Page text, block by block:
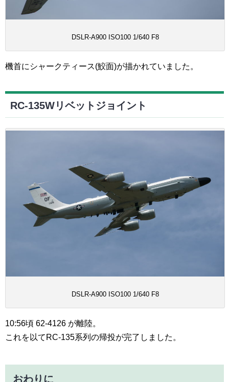
DSLR-A900 ISO100 1/640 F8
機首にシャークティース(鮫面)が描かれていました。
RC-135Wリベットジョイント
DSLR-A900 ISO100 1/640 F8
10:56頃 62-4126 が離陸。
これを以てRC-135系列の帰投が完了しました。
おわりに